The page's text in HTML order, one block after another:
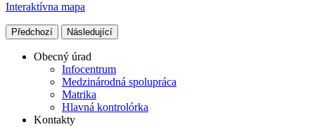
Interaktívna mapa
Předchozí Následující
Obecný úrad
Infocentrum
Medzinárodná spolupráca
Matrika
Hlavná kontrolórka
Kontakty